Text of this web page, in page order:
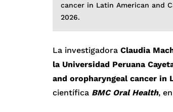
cancer in Latin American and
2026.
La investigadora Claudia
la Universidad Peruana
and oropharyngeal cancer in
científica BMC Oral Health, en